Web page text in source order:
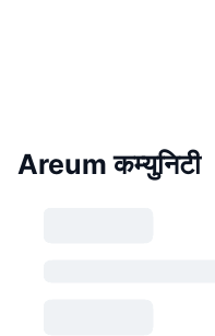
Areum कम्युनिटी